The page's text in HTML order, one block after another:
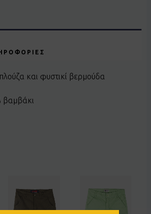
και φυστικί βερμούδα
βαμβάκι